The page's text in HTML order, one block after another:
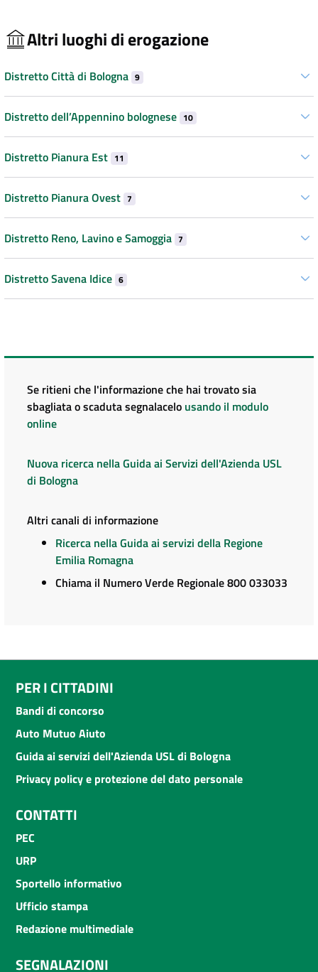
Altri luoghi di erogazione
Distretto Città di Bologna 9
Distretto dell’Appennino bolognese 10
Distretto Pianura Est 11
Distretto Pianura Ovest 7
Distretto Reno, Lavino e Samoggia 7
Distretto Savena Idice 6
Se ritieni che l'informazione che hai trovato sia
sbagliata o scaduta segnalacelo usando il modulo
online
Nuova ricerca nella Guida ai Servizi dell'Azienda USL
di Bologna
Altri canali di informazione
Ricerca nella Guida ai servizi della Regione
Emilia Romagna
Chiama il Numero Verde Regionale 800 033033
PER I CITTADINI
Bandi di concorso
Auto Mutuo Aiuto
Guida ai servizi dell'Azienda USL di Bologna
Privacy policy e protezione del dato personale
CONTATTI
PEC
URP
Sportello informativo
Ufficio stampa
Redazione multimediale
SEGNALAZIONI